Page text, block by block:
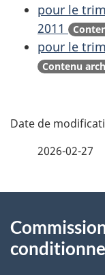
pour le
2011
pour le
Contenu
D
i
2026-02-27
propos